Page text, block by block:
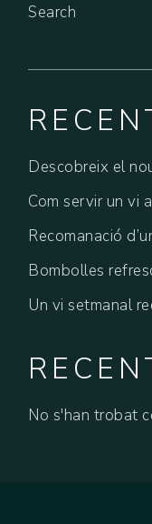
Search
Descobreix el
Com servir un vi
Recomanació
Bombolles
Un vi setmanal
No s'han trobat